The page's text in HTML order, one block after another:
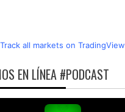
Track all markets on TradingView
EN LÍNEA #PODCAST